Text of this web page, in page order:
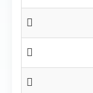
𡨜
𡨞
𡨟